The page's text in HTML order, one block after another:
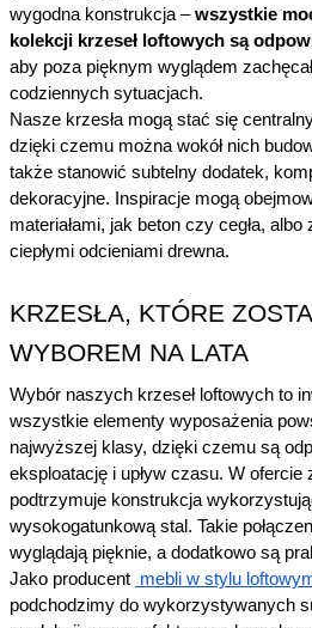
wygodna konstrukcja – wszystkie
kolekcji krzeseł loftowych są
aby poza pięknym wyglądem
codziennych sytuacjach.
Nasze krzesła mogą stać się
dzięki czemu można wokół nich
także stanowić subtelny dodatek,
dekoracyjne. Inspiracje mogą
materiałami, jak beton czy cegła,
ciepłymi odcieniami drewna.
KRZESŁA, KTÓRE
WYBOREM NA LATA
Wybór naszych krzeseł loftowych to
wszystkie elementy wyposażenia
najwyższej klasy, dzięki czemu są
eksploatację i upływ czasu. W
podtrzymuje konstrukcja
wysokogatunkową stal. Takie
wyglądają pięknie, a dodatkowo są
Jako producent mebli w stylu
podchodzimy do wykorzystywanych